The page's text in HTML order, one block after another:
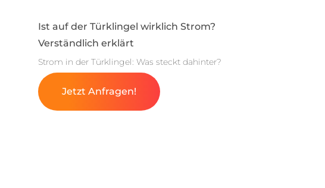
Ist auf der Türklingel wirklich Strom?
Verständlich erklärt
Strom in der Türklingel: Was steckt dahinter?
Jetzt Anfragen!